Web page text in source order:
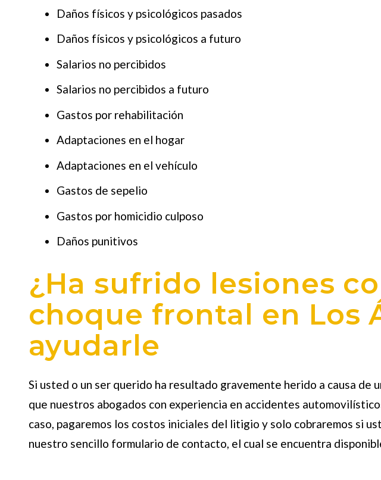
Daños físicos y psicológicos pasados
Daños físicos y psicológicos a futuro
Salarios no percibidos
Salarios no percibidos a futuro
Gastos por rehabilitación
Adaptaciones en el hogar
Adaptaciones en el vehículo
Gastos de sepelio
Gastos por homicidio culposo
Daños punitivos
¿Ha sufrido lesiones
choque frontal en Los
ayudarle
Si usted o un ser querido ha resultado gravemente herido a causa de
que nuestros abogados con experiencia en accidentes
caso, pagaremos los costos iniciales del litigio y solo cobraremos si
nuestro sencillo formulario de contacto, el cual se encuentra